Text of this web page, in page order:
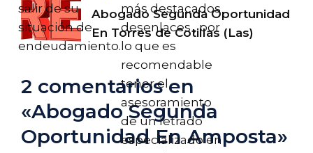
salir de su
situación de
endeudamiento.
más destacados
desenlaces , por
lo que es
recomendable
tener el
asesoramiento
de un letrado
especializado en
Abogado Segunda Oportunidad
En Torres de Cotillas (Las)
2 comentarios en
«Abogado Segunda
Oportunidad En Amposta»